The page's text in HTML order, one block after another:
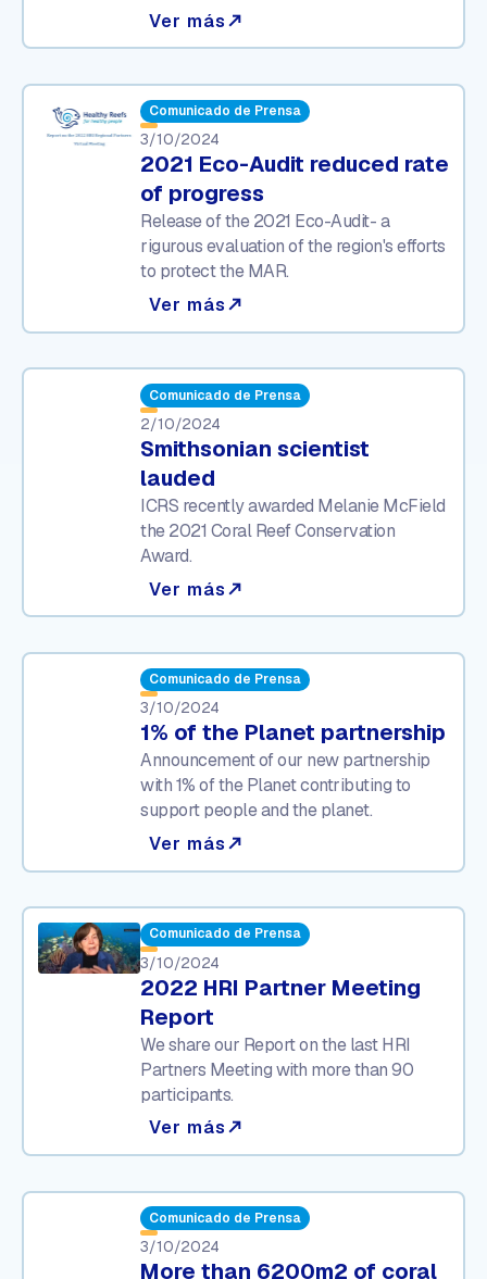
Ver más north_east
Comunicado de Prensa
3/10/2024
2021 Eco-Audit reduced rate
of progress
Release of the 2021 Eco-Audit- a
rigurous evaluation of the region's efforts
to protect the MAR.
Ver más north_east
Comunicado de Prensa
2/10/2024
Smithsonian scientist
lauded
ICRS recently awarded Melanie McField
the 2021 Coral Reef Conservation
Award.
Ver más north_east
Comunicado de Prensa
3/10/2024
1% of the Planet partnership
Announcement of our new partnership
with 1% of the Planet contributing to
support people and the planet.
Ver más north_east
Comunicado de Prensa
3/10/2024
2022 HRI Partner Meeting
Report
We share our Report on the last HRI
Partners Meeting with more than 90
participants.
Ver más north_east
Comunicado de Prensa
3/10/2024
More than 6200m2 of coral